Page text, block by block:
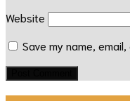
Website
Save my name,